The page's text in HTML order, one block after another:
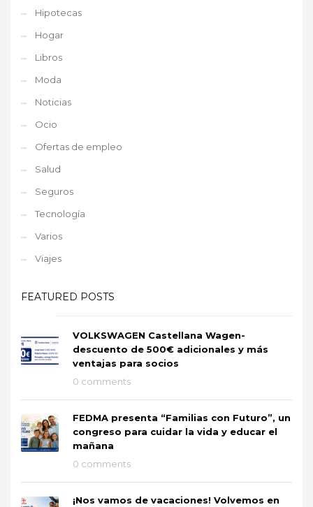
Hipotecas
Hogar
Libros
Moda
Noticias
Ocio
Ofertas de empleo
Salud
Seguros
Tecnología
Varios
Viajes
FEATURED POSTS
VOLKSWAGEN Castellana Wagen-
descuento de 500€ adicionales y más
ventajas para socios
0 comments
FEDMA presenta “Familias con Futuro”, un
congreso para cuidar la vida y educar el
mañana
0 comments
¡Nos vamos de vacaciones! Volvemos en